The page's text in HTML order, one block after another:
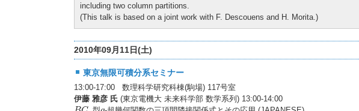
including two column partitions.
(This talk is based on a joint work with F. Descouens and H. Morita.)
2010年09月11日(土)
東京無限可積分系セミナー
13:00-17:00 数理科学研究科棟(駒場) 117号室
伊藤 雅彦 氏 (東京電機大 未来科学部 数学系列) 13:00-14:00
BCn q